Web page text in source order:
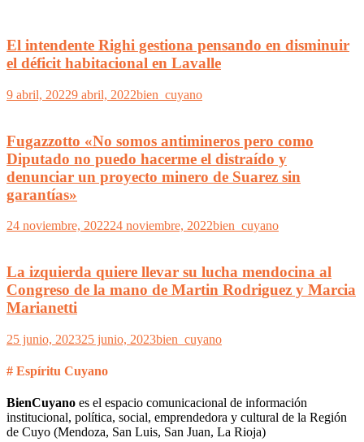
El intendente Righi gestiona pensando en disminuir
el déficit habitacional en Lavalle
9 abril, 20229 abril, 2022bien_cuyano
Fugazzotto «No somos antimineros pero como
Diputado no puedo hacerme el distraído y
denunciar un proyecto minero de Suarez sin
garantías»
24 noviembre, 202224 noviembre, 2022bien_cuyano
La izquierda quiere llevar su lucha mendocina al
Congreso de la mano de Martin Rodriguez y Marcia
Marianetti
25 junio, 202325 junio, 2023bien_cuyano
# Espíritu Cuyano
BienCuyano es el espacio comunicacional de información
institucional, política, social, emprendedora y cultural de la Región
de Cuyo (Mendoza, San Luis, San Juan, La Rioja)